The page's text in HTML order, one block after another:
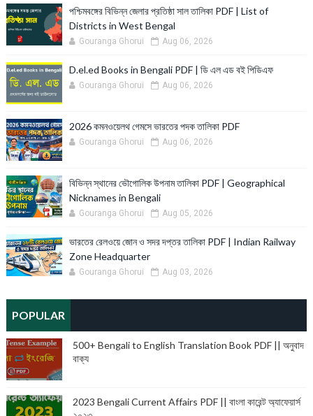
পশ্চিমবঙ্গের বিভিন্ন জেলার প্রতিষ্ঠা সাল তালিকা PDF | List of
Districts in West Bengal
Gouranga Ghorui Aug 06, 2026
D.el.ed Books in Bengali PDF | ডি এল এড বই পিডিএফ
Gouranga Ghorui Aug 06, 2026
2026 কমনওয়েলথ গেমসে ভারতের পদক তালিকা PDF
Gouranga Ghorui Aug 06, 2026
বিভিন্ন স্থানের ভৌগোলিক উপনাম তালিকা PDF | Geographical
Nicknames in Bengali
Gouranga Ghorui Aug 05, 2026
ভারতের রেলওয়ে জোন ও সদর দপ্তর তালিকা PDF | Indian Railway
Zone Headquarter
Gouranga Ghorui Aug 03, 2026
POPULAR
500+ Bengali to English Translation Book PDF || অনুবাদ
বাক্য
2023 Bengali Current Affairs PDF || বাংলা কারেন্ট অ্যাফেয়ার্স